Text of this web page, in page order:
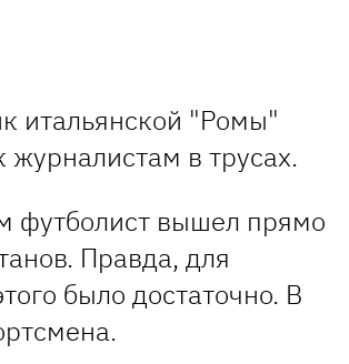
итальянской "Ромы"
в трусах.
футболист вышел прямо
Правда, для
было достаточно. В